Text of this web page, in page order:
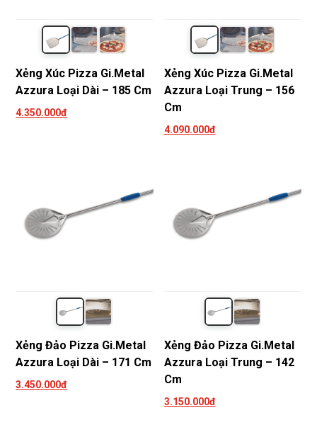
Xẻng Xúc Pizza Gi.Metal
Azzura Loại Dài – 185 Cm
4.350.000đ
Xẻng Xúc Pizza Gi.Metal
Azzura Loại Trung – 156
Cm
4.090.000đ
Xẻng Đảo Pizza Gi.Metal
Azzura Loại Dài – 171 Cm
3.450.000đ
Xẻng Đảo Pizza Gi.Metal
Azzura Loại Trung – 142
Cm
3.150.000đ